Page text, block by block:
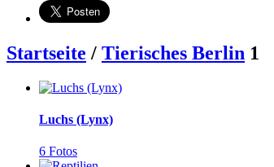
Startseite / Tierisches Berlin 1
Luchs (Lynx)
6 Fotos